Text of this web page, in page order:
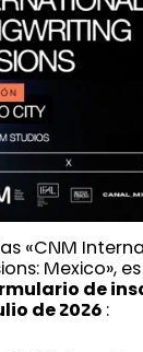
«CNM
Mexico»,
de
de 2026 :